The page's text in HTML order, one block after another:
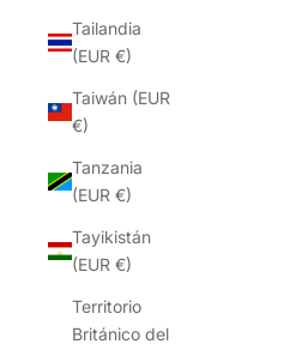
Tailandia
(EUR €)
Taiwán (EUR
€)
Tanzania
(EUR €)
Tayikistán
(EUR €)
Territorio
Británico del